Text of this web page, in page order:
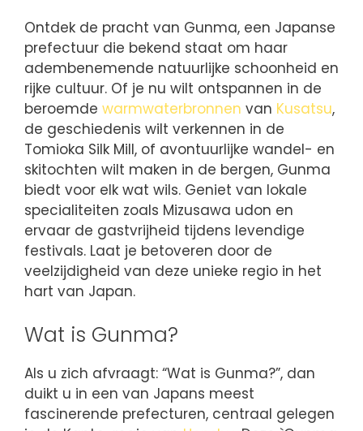
Ontdek de pracht van Gunma, een Japanse
prefectuur die bekend staat om haar
adembenemende natuurlijke schoonheid en
rijke cultuur. Of je nu wilt ontspannen in de
beroemde warmwaterbronnen van Kusatsu,
de geschiedenis wilt verkennen in de
Tomioka Silk Mill, of avontuurlijke wandel- en
skitochten wilt maken in de bergen, Gunma
biedt voor elk wat wils. Geniet van lokale
specialiteiten zoals Mizusawa udon en
ervaar de gastvrijheid tijdens levendige
festivals. Laat je betoveren door de
veelzijdigheid van deze unieke regio in het
hart van Japan.
Wat is Gunma?
Als u zich afvraagt: “Wat is Gunma?”, dan
duikt u in een van Japans meest
fascinerende prefecturen, centraal gelegen